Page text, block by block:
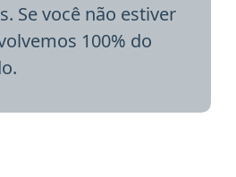
Se você não estiver
100% do